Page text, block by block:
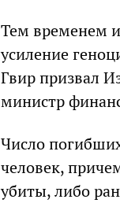
Тем временем
усиление
Гвир призвал
министр
Число
человек,
убиты, либо